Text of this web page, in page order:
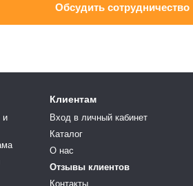
Обсудить сотрудничество
и
Клиентам
Вход в личный кабинет
Каталог
О нас
Отзывы клиентов
Контакты